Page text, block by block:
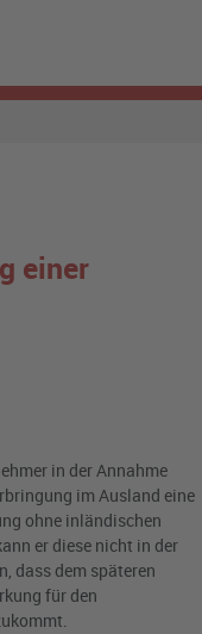
einer
in der Annahme
im Ausland eine
ohne inländischen
er diese nicht in der
dass dem späteren
für den